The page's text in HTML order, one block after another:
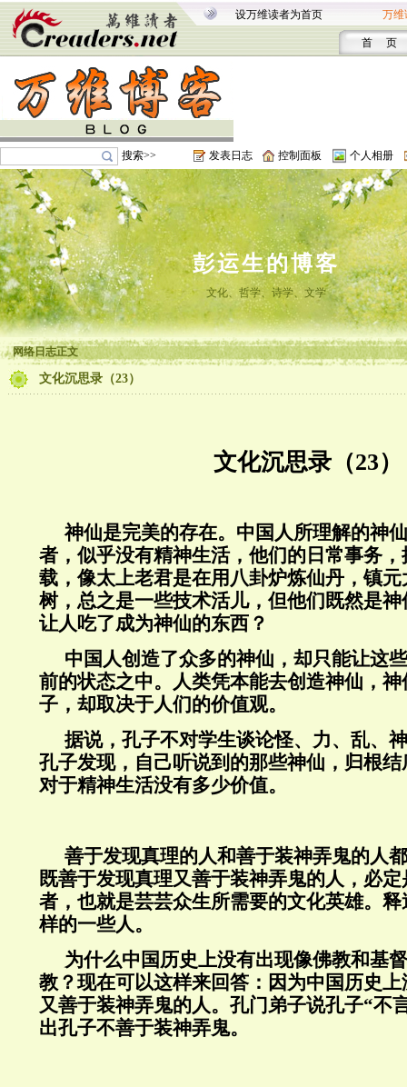
设万维读者为首页 万维
首 页
搜索>> 发表日志 控制面板 个人相册
彭运生的博客
文化、哲学、诗学、文学
网络日志正文
文化沉思录（23）
文化沉思录（23）
神仙是完美的存在。中国人所理解的神
者，似乎没有精神生活，他们的日常事务
载，像太上老君是在用八卦炉炼仙丹，镇
树，总之是一些技术活儿，但他们既然是
让人吃了成为神仙的东西？
中国人创造了众多的神仙，却只能让这
前的状态之中。人类凭本能去创造神仙，
子，却取决于人们的价值观。
据说，孔子不对学生谈论怪、力、乱、
孔子发现，自己听说到的那些神仙，归根
对于精神生活没有多少价值。
善于发现真理的人和善于装神弄鬼的人
既善于发现真理又善于装神弄鬼的人，必
者，也就是芸芸众生所需要的文化英雄。
样的一些人。
为什么中国历史上没有出现像佛教和基
教？现在可以这样来回答：因为中国历史
又善于装神弄鬼的人。孔门弟子说孔子“不
出孔子不善于装神弄鬼。